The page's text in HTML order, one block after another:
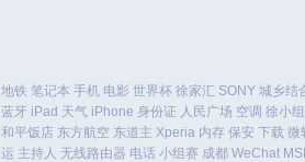
地铁 笔记本 手机 电影 世界杯 徐家汇 SONY 城乡结
蓝牙 iPad 天气 iPhone 身份证 人民广场 空调 徐小
和平饭店 东方航空 东道主 Xperia 内存 保安 下载 微
运 主持人 无线路由器 电话 小组赛 成都 WeChat